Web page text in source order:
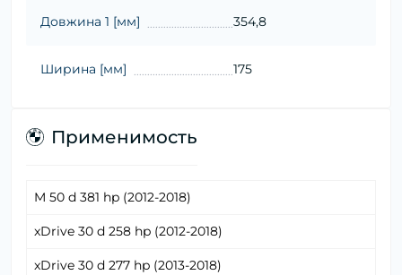
Довжина 1 [мм] 354,8
Ширина [мм] 175
Применимость
M 50 d 381 hp (2012-2018)
xDrive 30 d 258 hp (2012-2018)
xDrive 30 d 277 hp (2013-2018)